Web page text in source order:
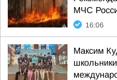
МЧС
16:06
Максим